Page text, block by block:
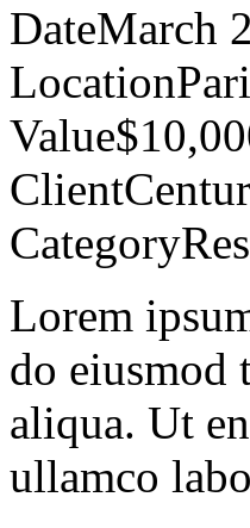
DateMarch
Location
Value
Client
Category
Lorem
do eiusmod
aliqua. Ut
ullamco